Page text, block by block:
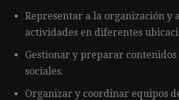
Representar a la organización y
actividades en diferentes
Gestionar y preparar
sociales.
Organizar y coordinar equipos